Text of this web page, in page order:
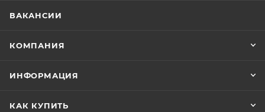
ВАКАНСИИ
КОМПАНИЯ
ИНФОРМАЦИЯ
КАК КУПИТЬ